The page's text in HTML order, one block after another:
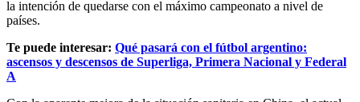
la intención de quedarse con el máximo campeonato a nivel de
países.
Te puede interesar: Qué pasará con el fútbol argentino:
ascensos y descensos de Superliga, Primera Nacional y Federal
A